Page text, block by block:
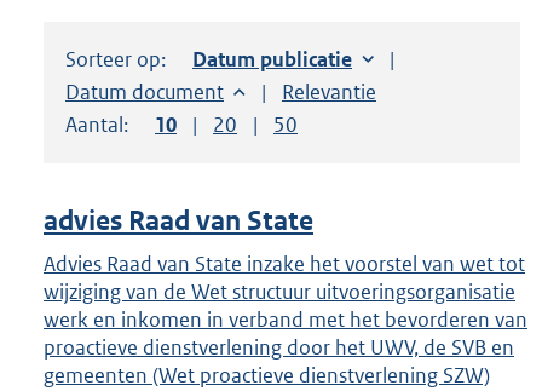
de
suggesties.
Druk
om
keuze
te
bevestigen.
Sorteer op: Sorteer op:
Datum publicatie
Sorteer op:
Datum document Sorteer op:
Relevantie
Aantal:
Toon
10 resultaten per pagina
Toon
20 resultaten per pagina
Toon
50
advies Raad van State
Advies Raad van State inzake het voorstel van wet tot
wijziging van de Wet structuur uitvoeringsorganisatie
werk en inkomen in verband met het bevorderen van
proactieve dienstverlening door het UWV, de SVB en
gemeenten (Wet proactieve dienstverlening SZW)